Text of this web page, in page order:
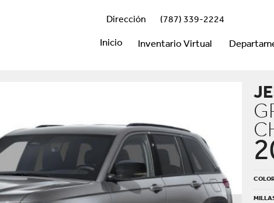
Dirección (787) 339-2224
Inicio Inventario Virtual